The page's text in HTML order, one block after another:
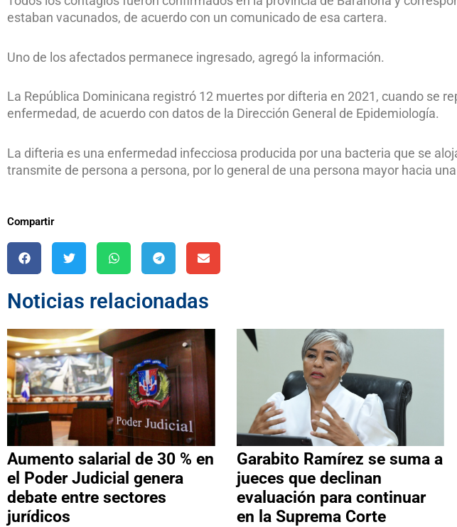
estaban vacunados, de acuerdo con un comunicado de esa cartera.
Uno de los afectados permanece ingresado, agregó la información.
La República Dominicana registró 12 muertes por difteria en 2021, cuando se
enfermedad, de acuerdo con datos de la Dirección General de Epidemiología.
La difteria es una enfermedad infecciosa producida por una bacteria que se
transmite de persona a persona, por lo general de una persona mayor hacia
Compartir
Noticias relacionadas
Aumento salarial de 30 % en
el Poder Judicial genera
debate entre sectores
jurídicos
Garabito Ramírez se suma a
jueces que declinan
evaluación para continuar
en la Suprema Corte